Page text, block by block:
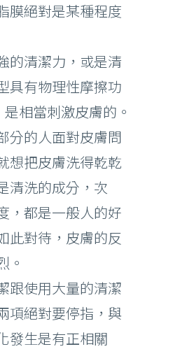
膜絕對是某種程度
的清潔力，或是清
具有物理性摩擦功
相當刺激皮膚的。
分的人面對皮膚問
想把皮膚洗得乾乾
清洗的成分，次
，都是一般人的好
此對待，皮膚的反
。
跟使用大量的清潔
項絕對要停指，與
發生是有正相關